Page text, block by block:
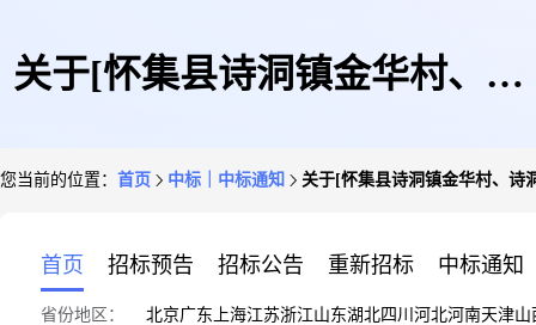
关于[怀集县诗洞镇金华村、诗
您当前的位置： 首页 中标｜中标通知 关于[怀集县诗洞镇金华村、诗
首页 招标预告 招标公告 重新招标 中标通知
省份地区： 北京广东 上海江苏浙江山东湖北四川 河北河南天津山